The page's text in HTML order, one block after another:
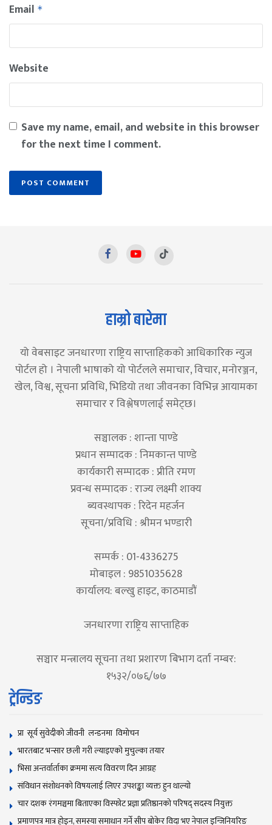
Email *
Website
Save my name, email, and website in this browser
for the next time I comment.
हाम्रो बारेमा
यो वेबसाइट जनधारणा राष्ट्रिय साप्ताहिकको आधिकारिक न्युज
पोर्टल हो । नेपाली भाषाको यो पोर्टलले समाचार, विचार, मनोरञ्जन,
खेल, विश्व, सूचना प्रविधि, भिडियो तथा जीवनका विभिन्न आयामका
समाचार र विश्लेषणलाई समेट्छ।
सञ्चालक : शान्ता पाण्डे
प्रधान सम्पादक : निमकान्त पाण्डे
कार्यकारी सम्पादक : प्रीति रमण
प्रवन्ध सम्पादक : राज्य लक्ष्मी शाक्य
ब्यवस्थापक : रिदेन महर्जन
सूचना/प्रविधि : श्रीमन भण्डारी
सम्पर्क : 01-4336275
मोबाइल : 9851035628
कार्यालय: बल्खु हाइट, काठमाडौं
जनधारणा राष्ट्रिय साप्ताहिक
सञ्चार मन्त्रालय सूचना तथा प्रशारण बिभाग दर्ता नम्बर:
१५३२/०७६/७७
ट्रेन्डिङ
प्रा सूर्य सुवेदीको जीवनी लन्डनमा विमोचन
भारतबाट भन्सार छली गरी ल्याइएको मुचुल्का तयार
भिसा अन्तर्वार्ताका क्रममा सत्य विवरण दिन आग्रह
संविधान संशोधनकाे विषयलाई लिएर उपशङ्का व्यक्त हुन थाल्याे
चार दशक रंगमञ्चमा बिताएका विस्फोट प्रज्ञा प्रतिष्ठानको परिषद् सदस्य नियुक्त
प्रमाणपत्र मात्र होइन, समस्या समाधान गर्ने सीप बोकेर विदा भए नेपाल इन्जिनियरिङ